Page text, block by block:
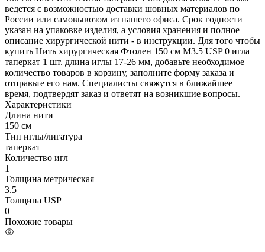
ведется с возможностью доставки шовных материалов по
России или самовывозом из нашего офиса. Срок годности
указан на упаковке изделия, а условия хранения и полное
описание хирургической нити - в инструкции. Для того чтобы
купить Нить хирургическая Фтолен 150 см М3.5 USP 0 игла
таперкат 1 шт. длина иглы 17-26 мм, добавьте необходимое
количество товаров в корзину, заполните форму заказа и
отправьте его нам. Специалисты свяжутся в ближайшее
время, подтвердят заказ и ответят на возникшие вопросы.
Характеристики
Длина нити
150 см
Тип иглы/лигатура
таперкат
Количество игл
1
Толщина метрическая
3.5
Толщина USP
0
Похожие товары